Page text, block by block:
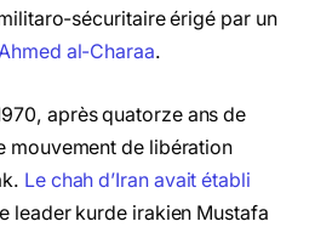
sécuritaire érigé par un
al-Charaa.
après quatorze ans de
mouvement de libération
Le chah d’Iran avait établi
leader kurde irakien Mustafa